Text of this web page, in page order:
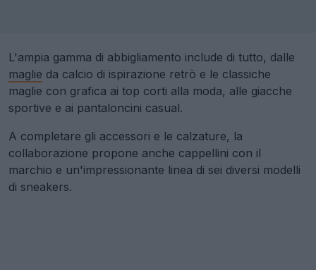
L'ampia gamma di abbigliamento include di tutto, dalle
maglie da calcio di ispirazione retrò e le classiche
maglie con grafica ai top corti alla moda, alle giacche
sportive e ai pantaloncini casual.
A completare gli accessori e le calzature, la
collaborazione propone anche cappellini con il
marchio e un'impressionante linea di sei diversi modelli
di sneakers.